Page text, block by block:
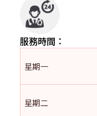
服務時間：
星期一
星期二